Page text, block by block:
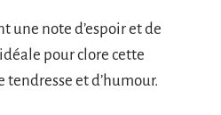
une note d’espoir et de
pour clore cette
et d’humour.